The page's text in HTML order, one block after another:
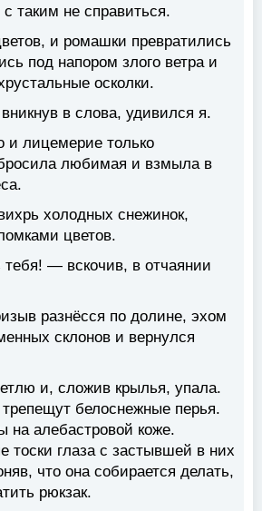
таким не справиться.
и ромашки превратились
под напором злого ветра и
осколки.
в слова, удивился я.
и лицемерие только
любимая и взмыла в
холодных снежинок,
цветов.
— вскочив, в отчаянии
разнёсся по долине, эхом
склонов и вернулся
и, сложив крылья, упала.
белоснежные перья.
на алебастровой коже.
тоски глаза с застывшей в них
что она собирается делать,
рюкзак.